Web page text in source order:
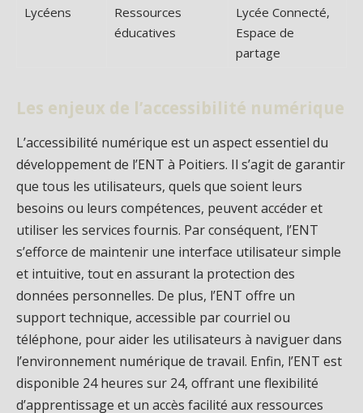
Lycéens
Ressources
éducatives
Lycée Connecté,
Espace de
partage
Les enjeux de l’accessibilité numérique
L’accessibilité numérique est un aspect essentiel du
développement de l’ENT à Poitiers. Il s’agit de garantir
que tous les utilisateurs, quels que soient leurs
besoins ou leurs compétences, peuvent accéder et
utiliser les services fournis. Par conséquent, l’ENT
s’efforce de maintenir une interface utilisateur simple
et intuitive, tout en assurant la protection des
données personnelles. De plus, l’ENT offre un
support technique, accessible par courriel ou
téléphone, pour aider les utilisateurs à naviguer dans
l’environnement numérique de travail. Enfin, l’ENT est
disponible 24 heures sur 24, offrant une flexibilité
d’apprentissage et un accès facilité aux ressources